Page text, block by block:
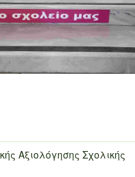
Αξιολόγησης Σχολικής